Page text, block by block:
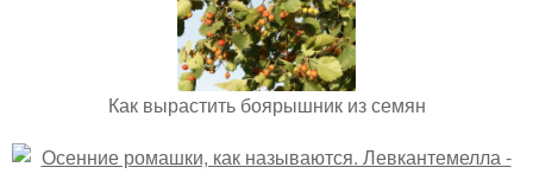
Как вырастить боярышник из семян